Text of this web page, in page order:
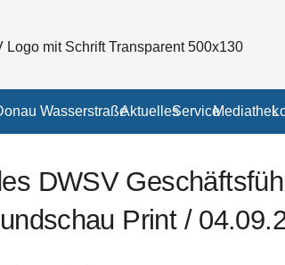
WasserstraßeAktuellesServiceMediathek
DWSV
Print /